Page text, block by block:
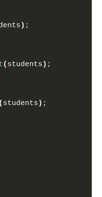
) ;
( students ) ;
( students ) ;